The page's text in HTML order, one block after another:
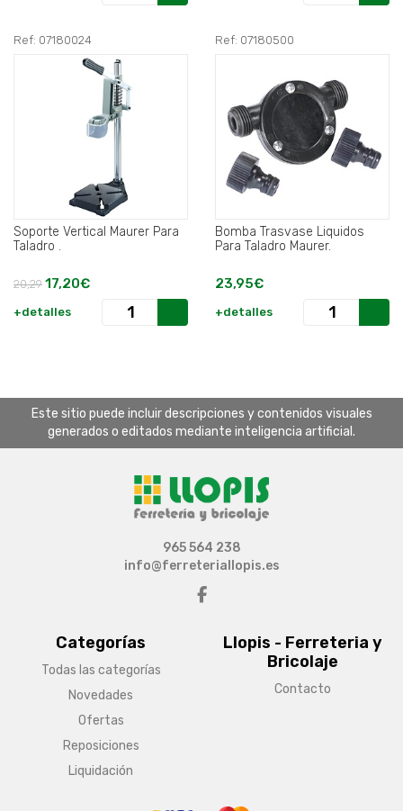
Ref: 07180024
Soporte Vertical Maurer Para
Taladro .
20,29 17,20€
+detalles
Ref: 07180500
Bomba Trasvase Liquidos
Para Taladro Maurer.
23,95€
+detalles
Este sitio puede incluir descripciones y contenidos visuales
generados o editados mediante inteligencia artificial.
Categorías
Todas las categorías
Novedades
Ofertas
Reposiciones
Liquidación
Llopis - Ferreteria y
Bricolaje
Contacto
965 564 238
info@ferreteriallopis.es